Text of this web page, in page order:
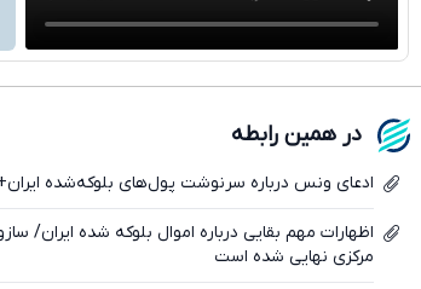
در همین رابطه
ادعای ونس درباره سرنوشت پول‌های بلوکه‌شده
اظهارات مهم بقایی درباره اموال بلوکه شده ایران/
مرکزی نهایی شده است